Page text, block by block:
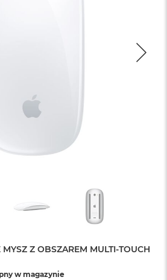
Z OBSZAREM MULTI-TOUCH
w magazynie